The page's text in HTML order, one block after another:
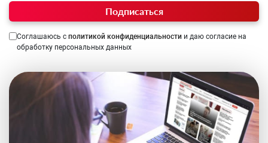
Подписаться
Соглашаюсь с политикой конфиденциальности и даю согласие на
обработку персональных данных